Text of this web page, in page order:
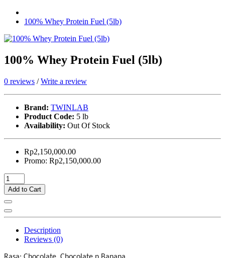
100% Whey Protein Fuel (5lb)
100% Whey Protein Fuel (5lb)
0 reviews /Write a review
Brand: TWINLAB
Product Code: 5 lb
Availability: Out Of Stock
Rp2,150,000.00
Promo: Rp2,150,000.00
Add to Cart
Description
Reviews (0)